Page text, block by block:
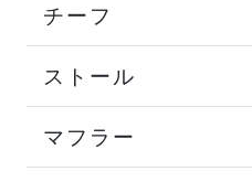
チーフ
ストール
マフラー